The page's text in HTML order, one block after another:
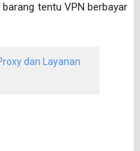
tentu VPN berbayar
dan Layanan